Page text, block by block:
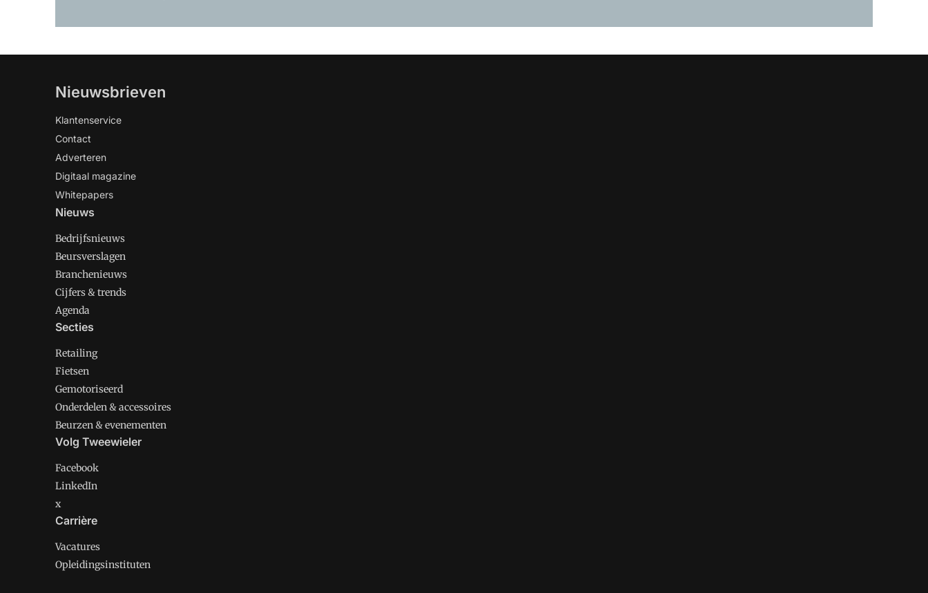
Nieuwsbrieven
Klantenservice
Contact
Adverteren
Digitaal magazine
Whitepapers
Nieuws
Bedrijfsnieuws
Beursverslagen
Branchenieuws
Cijfers & trends
Agenda
Secties
Retailing
Fietsen
Gemotoriseerd
Onderdelen & accessoires
Beurzen & evenementen
Volg Tweewieler
Facebook
LinkedIn
x
Carrière
Vacatures
Opleidingsinstituten